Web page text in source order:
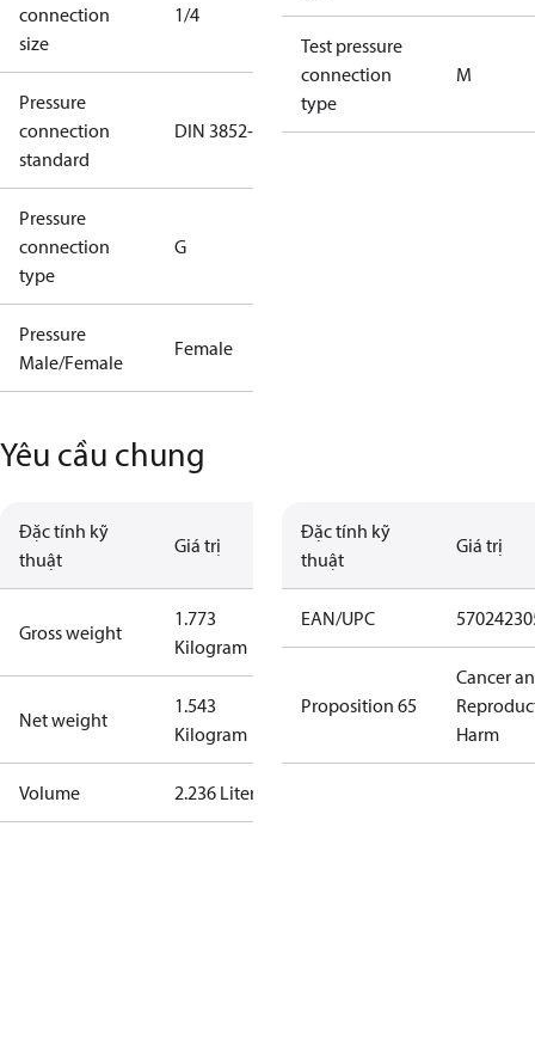
connection
size
1/4
Pressure
connection
standard
DIN 3852-E
Pressure
connection
type
G
Pressure
Male/Female
Female
Test pressure
connection
type
M
Yêu cầu chung
Đặc tính kỹ
thuật
Giá trị
Gross weight
1.773
Kilogram
Net weight
1.543
Kilogram
Volume 2.236 Liter
Đặc tính kỹ
thuật
Giá trị
EAN/UPC
Proposition 65
Cancer
Harm